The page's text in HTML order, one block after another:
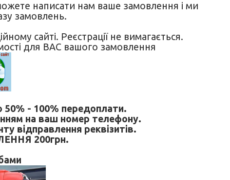
написати нам ваше замовлення і ми
замовлень.
сайті. Реєстрації не вимагається.
для ВАС вашого замовлення
50% - 100% передоплати.
на ваш номер телефону.
відправлення реквізитів.
200грн.